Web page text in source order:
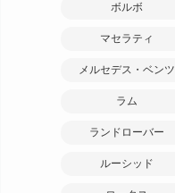
ボルボ
マセラティ
メルセデス・ベンツ
ラム
ランドローバー
ルーシッド